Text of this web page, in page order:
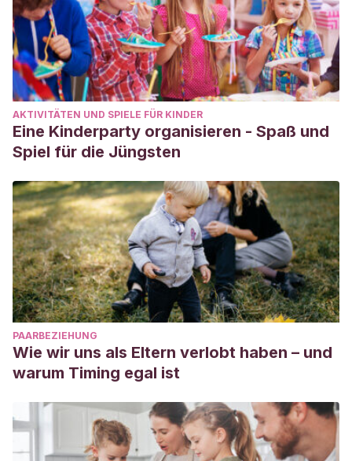
https://dialnet.unirioja.es/servlet/articulo?codigo=4859791
Wernicke, C. G.(1994). Educación holística y pedagogía
Montessori.Educación Hoy,10.
https://www.holismo.org.ar/images/articulos/
AKTIVITÄTEN UND SPIELE FÜR KINDER
Eine Kinderparty organisieren - Spaß und
Spiel für die Jüngsten
PAARBEZIEHUNG
Wie wir uns als Eltern verlobt haben – und
warum Timing egal ist